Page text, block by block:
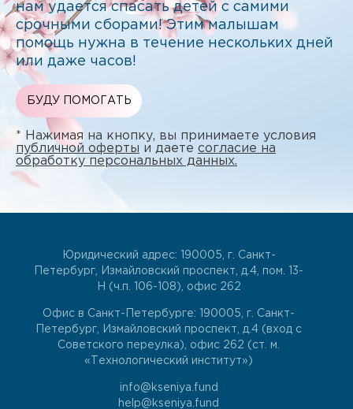
нам удается спасать детей с самими
срочными сборами! Этим малышам
помощь нужна в течение нескольких дней
или даже часов!
БУДУ ПОМОГАТЬ
* Нажимая на кнопку, вы принимаете условия
публичной оферты и даете согласие на
обработку персональных данных.
Юридический адрес: 190005, г. Санкт-
Петербург, Измайловский проспект, д.4, пом. 13-
Н (ч.п. 106-108), офис 262
Офис в Санкт-Петербурге: 190005, г. Санкт-
Петербург, Измайловский проспект, д.4 (вход с
Советского переулка), офис 262 (ст. м.
«Технологический институт»)
info@kseniya.fund
help@kseniya.fund